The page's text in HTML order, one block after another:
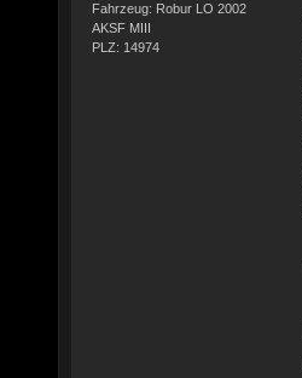
Fahrzeug: Robur LO 2002
AKSF MIII
PLZ: 14974